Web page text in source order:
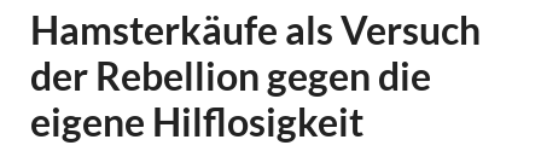
Hamsterkäufe als Versuch
der Rebellion gegen die
eigene Hilflosigkeit